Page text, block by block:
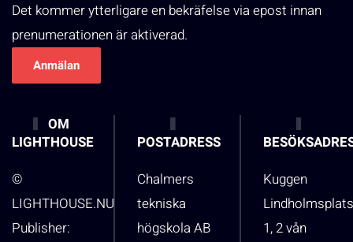
Det kommer ytterligare en bekräfelse via epost innan
prenumerationen är aktiverad.
OM
LIGHTHOUSE
©
LIGHTHOUSE.NU
Publisher:
POSTADRESS
Chalmers
tekniska
högskola AB
Kuggen
1, 2 vån